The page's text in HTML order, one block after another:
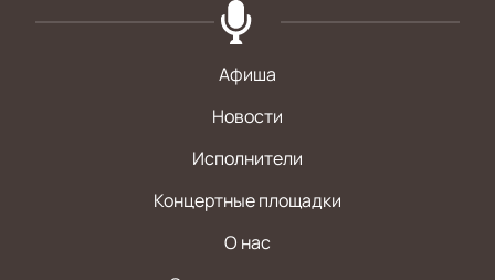
Афиша
Новости
Исполнители
Концертные площадки
О нас